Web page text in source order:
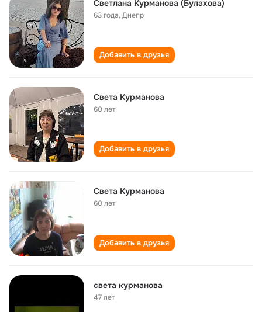
Светлана Курманова (Булахова)
63 года,Днепр
Добавить в друзья
Света Курманова
60 лет
Добавить в друзья
Света Курманова
60 лет
Добавить в друзья
света курманова
47 лет